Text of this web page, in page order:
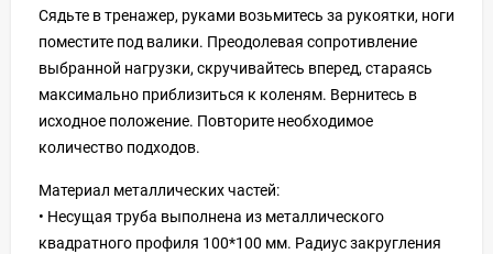
Сядьте в тренажер, руками возьмитесь за рукоятки, ноги
поместите под валики. Преодолевая сопротивление
выбранной нагрузки, скручивайтесь вперед, стараясь
максимально приблизиться к коленям. Вернитесь в
исходное положение. Повторите необходимое
количество подходов.
Материал металлических частей:
• Несущая труба выполнена из металлического
квадратного профиля 100*100 мм. Радиус закругления